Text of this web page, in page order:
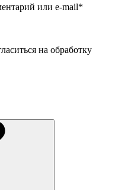
или e-mail*
на обработку